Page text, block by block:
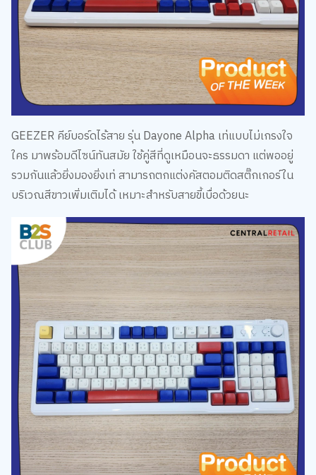
GEEZER คีย์บอร์ดไร้สาย รุ่น Dayone Alpha เท่แบบไม่เกรงใจ
ใคร มาพร้อมดีไซน์ทันสมัย ใช้คู่สีที่ดูเหมือนจะธรรมดา แต่พออยู่
รวมกันแล้วยิ่งมองยิ่งเท่ สามารถตกแต่งคัสตอมติดสติ๊กเกอร์ใน
บริเวณสีขาวเพิ่มเติมได้ เหมาะสำหรับสายขี้เบื่อด้วยนะ